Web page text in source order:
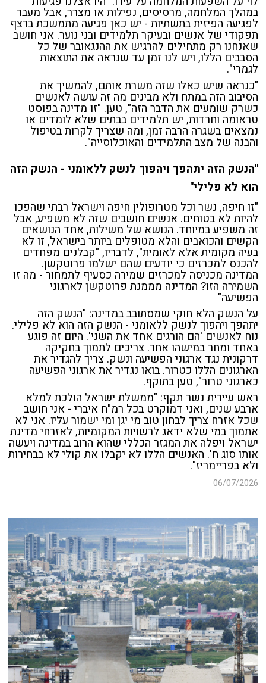
במהלך המלחמה, מרסיסים, נפילות או מצרר, אבל מעבר
לפגיעה הפיזית בתשתיות - יש כאן פגיעה מתמשכת ברצף
תפקודי של אנשים ובעיקר תלמידים ובני נוער. אני חושב
שאנחנו רק מתחילים להרגיש את ההנגאובר של כל
הסבבים הללו, ויש לנו זמן עד שנראה את התוצאות
לגמרי".
"כנראה שיש כאלו שזה משרת אותם, להמשיך את
הסיבוב הזה במתח ולא מבינים מה זה עושה לאנשים
כשרק שומעים את הדבר הזה", טען. "זו מדינה בפוסט
טראומה וחרדות, יש תלמידים בבתים שלא לומדים או
נמצאים בשגרה הרבה זמן, ומה שצריך לקרות בטיפול
והבנה של מצב התלמידים והאוכלוסייה".
"הנשק הזה יתהפך ויהפוך לנשק ללאומני - הנשק הזה
הוא לא פלילי"
"זו חיפה, נשר וכל מטרופולין חיפה וישראל רבתי שהפכו
להיות לא בטוחים. אנשים חושבים שזה לא משפיע, אבל
זה משפיע במיוחד. הנושא של משילות, אחד הנושאים
הקשים והכואבים והלא מטופלים ביותר בישראל, זו לא
בעיה מקומית אלא לאומית", לדבריו, "קבלנים מפחדים
להכנס למכרזים כי יודעים שהם ישלמו פרוטקשן.
המדינה מכניסה למכרזים שמירה כסעיף לתמחור - מה זו
השמירה הזו? המדינה מממנת פרוטקשן לארגוני
הפשיעה"
על הנשק הלא חוקי שמסתובב במדינה: "הנשק הזה
יתהפך ויהפוך לנשק ללאומני - הנשק הזה הוא לא פלילי.
נוח לאנשים 'הם הורגים אחד את השני'. היום זה פוגע
באחד ומחר במישהו אחר. צריכים לתמוך בחקיקה
דרקונית נגד ארגוני הפשיעה ונשק. צריך להגדיר את
הארגונים הללו כטרור. בואו נגדיר את ארגוני הפשיעה
כארגוני טרור", טען בתוקף.
ראש עיירית נשר תקף: "ממשלת ישראל הולכת למלא
ארבע שנים, ואני דמוקרט בכל רמ"ח איברי - אני חושב
שכל אזרח צריך לבחון טוב מי יגן ומי ישמור עליו. אני לא
אתמוך במי שלא ידאג לרשויות המקומיות, לאזרחי מדינת
ישראל ויפלה את המגזר הכללי שהוא הרוב במדינה ויעשה
אותו סוג ח'. האנשים הללו לא יקבלו את קולי לא בבחירות
ולא בפריימריז".
06/07/2026